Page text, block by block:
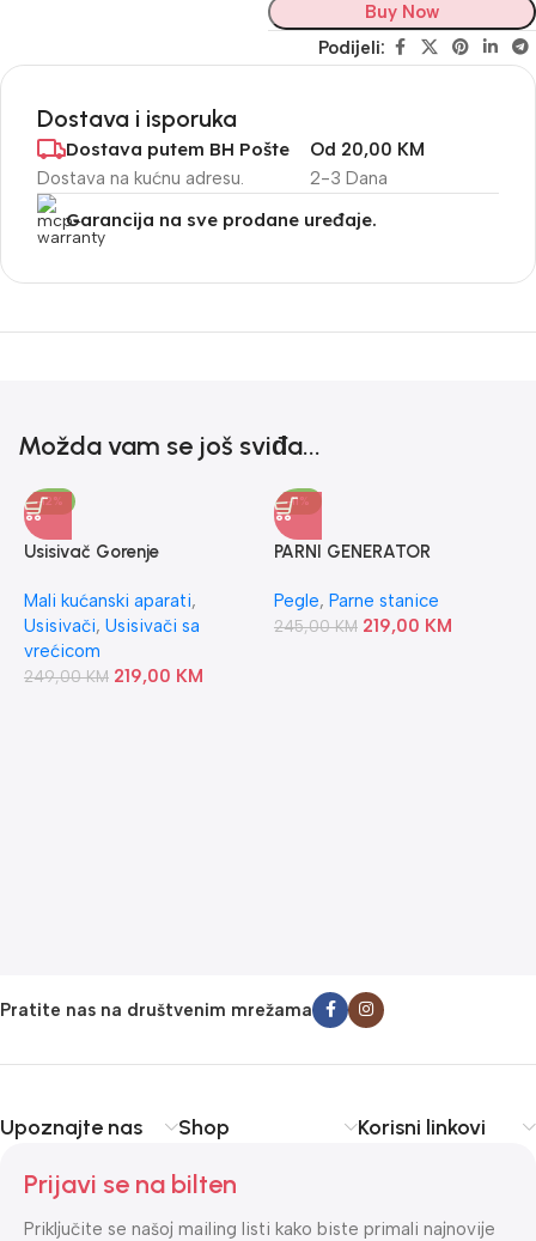
Buy Now
Podijeli:
Dostava i isporuka
Dostava putem BH Pošte
Dostava na kućnu adresu. 2-3 Dana
Od 20,00 KM
Garancija na sve prodane uređaje.
Možda vam se još sviđa...
-12%
Usisivač Gorenje
Mali kućanski aparati,
Usisivači, Usisivači sa
vrećicom
249,00KM 219,00 KM
-11%
PARNI GENERATOR
Pegle, Parne stanice
245,00KM 219,00 KM
Pratite nas na društvenim mrežama
Upoznajte nas Shop Korisni linkovi
Prijavi se na bilten
Priključite se našoj mailing listi kako biste primali najnovije